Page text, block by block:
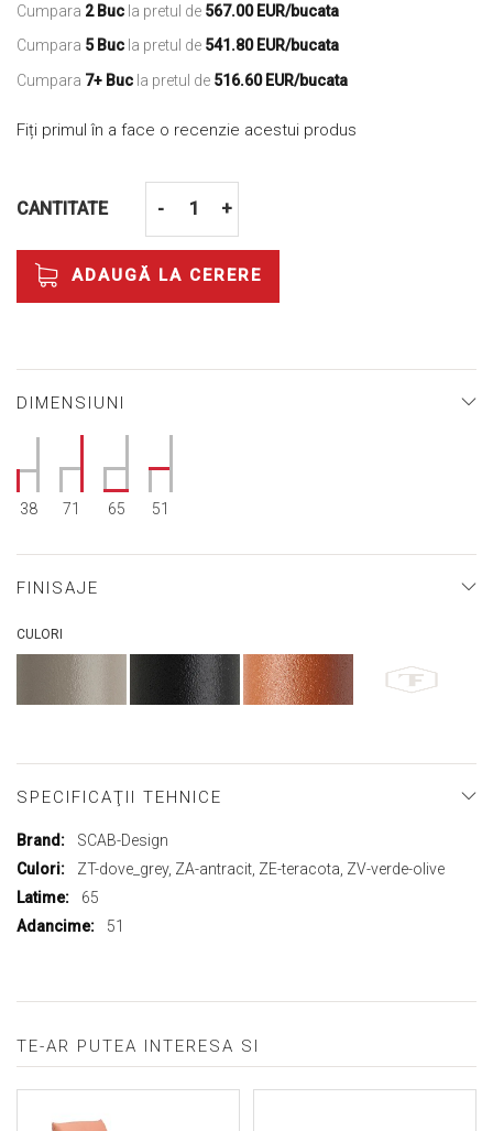
Cumpara 2 Buc la pretul de 567.00 EUR/bucata
Cumpara 5 Buc la pretul de 541.80 EUR/bucata
Cumpara 7+ Buc la pretul de 516.60 EUR/bucata
Fiți primul în a face o recenzie acestui produs
CANTITATE - +
ADAUGĂ LA CERERE
DIMENSIUNI
38 71 65 51
FINISAJE
CULORI
SPECIFICAŢII TEHNICE
Mai
multe
SCAB-Design
ZT-dove_grey, ZA-antracit, ZE-teracota, ZV-verde-olive
65
51
TE-AR PUTEA INTERESA SI